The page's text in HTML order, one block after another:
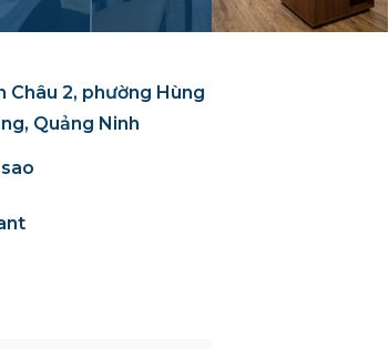
Châu 2, phường Hùng
Quảng Ninh